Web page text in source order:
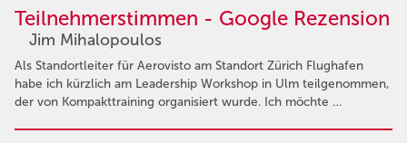
Teilnehmerstimmen - Google Rezension
Jim Mihalopoulos
Als Standortleiter für Aerovisto am Standort Zürich Flughafen
habe ich kürzlich am Leadership Workshop in Ulm teilgenommen,
der von Kompakttraining organisiert wurde. Ich möchte …